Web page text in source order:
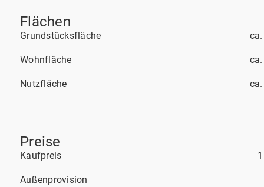
Flächen
Grundstücksfläche
Wohnfläche
Nutzfläche
Preise
Kaufpreis
Außenprovision